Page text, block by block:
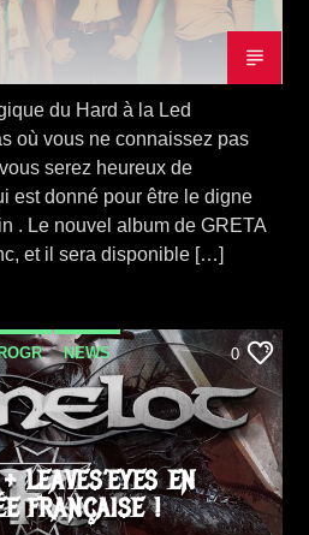
du Hard à la Led
où vous ne connaissez pas
serez heureux de
est donné pour être le digne
. Le nouvel album de GRETA
et il sera disponible […]
NEWS 0
LEAVES’EYES EN
FRANÇAISE !